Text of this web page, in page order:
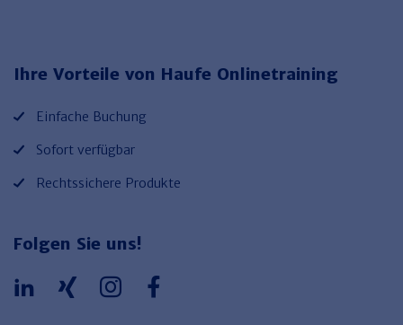
Ihre Vorteile von Haufe Onlinetraining
Einfache Buchung
Sofort verfügbar
Rechtssichere Produkte
Folgen Sie uns!